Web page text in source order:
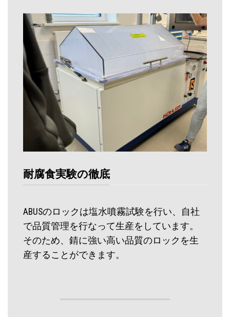
耐腐食実験の徹底
ABUSのロックは塩水噴霧試験を行い、自社
で品質管理を行なって生産をしています。
そのため、錆に強い高い品質のロックを生
産することができます。